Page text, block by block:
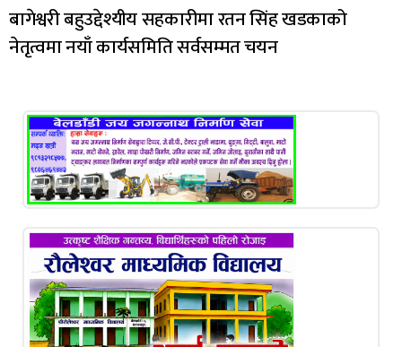
बागेश्वरी बहुउद्देश्यीय सहकारीमा रतन सिंह खडकाको
नेतृत्वमा नयाँ कार्यसमिति सर्वसम्मत चयन